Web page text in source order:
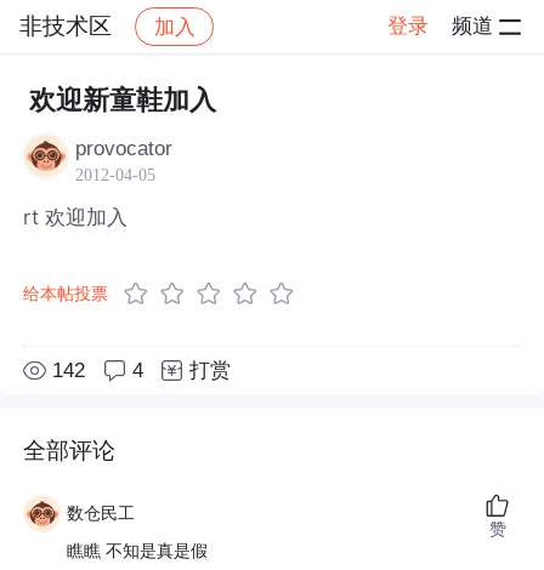
非技术区 加入 登录 频道
社区 非技术区
欢迎新童鞋加入
provocator
2012-04-05
rt 欢迎加入
给本帖投票
142 4 打赏
全部评论
数仓民工
瞧瞧 不知是真是假
赞